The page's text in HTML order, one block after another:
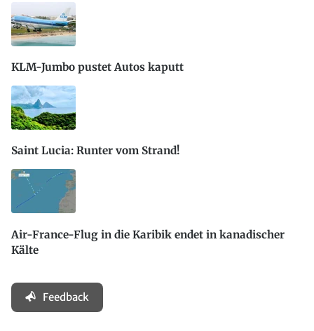
KLM-Jumbo pustet Autos kaputt
Saint Lucia: Runter vom Strand!
Air-France-Flug in die Karibik endet in kanadischer
Kälte
Feedback